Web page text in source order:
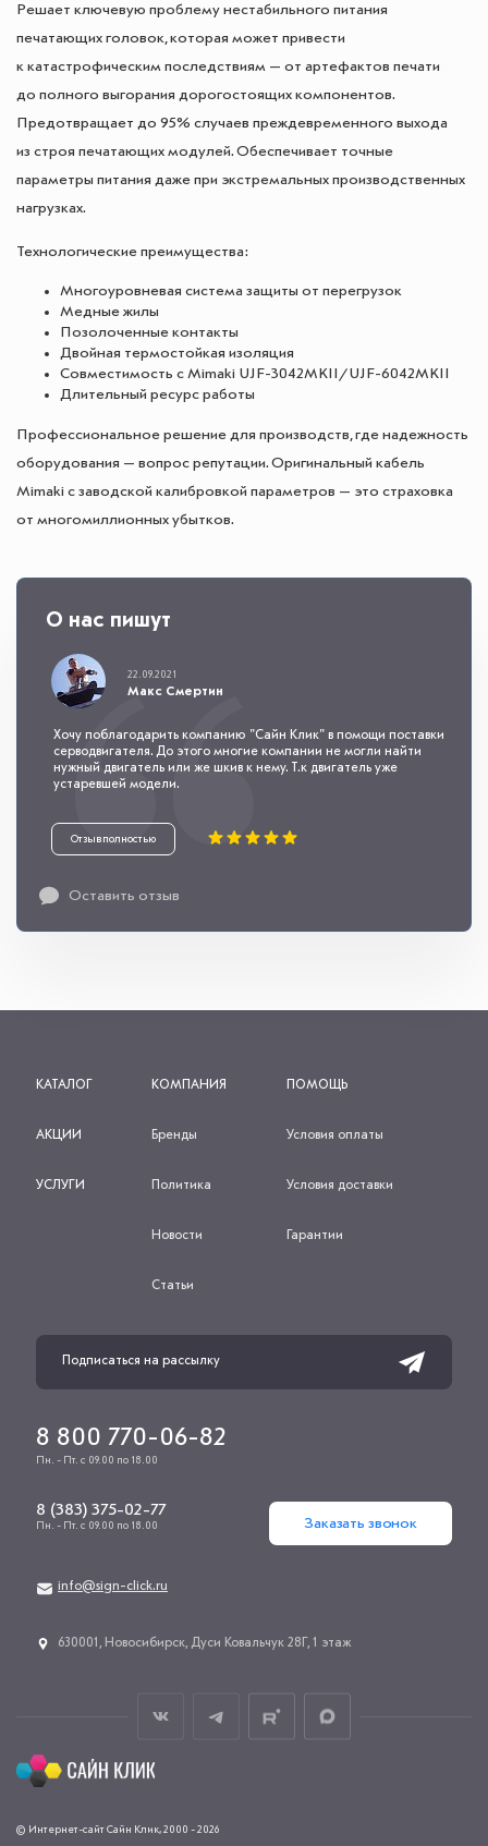
Решает ключевую проблему нестабильного питания
печатающих головок, которая может привести
к катастрофическим последствиям — от артефактов печати
до полного выгорания дорогостоящих компонентов.
Предотвращает до 95% случаев преждевременного выхода
из строя печатающих модулей. Обеспечивает точные
параметры питания даже при экстремальных производственных
нагрузках.
Технологические преимущества:
Многоуровневая система защиты от перегрузок
Медные жилы
Позолоченные контакты
Двойная термостойкая изоляция
Совместимость с Mimaki UJF-3042MKII/UJF-6042MKII
Длительный ресурс работы
Профессиональное решение для производств, где надежность
оборудования — вопрос репутации. Оригинальный кабель
Mimaki с заводской калибровкой параметров — это страховка
от многомиллионных убытков.
О нас пишут
Оставить отзыв
22.09.2021
Макс Смертин
Хочу поблагодарить компанию "Сайн Клик" в помощи поставки
серводвигателя. До этого многие компании не могли найти
нужный двигатель или же шкив к нему. Т.к двигатель уже
устаревшей модели.
Отзыв полностью
КАТАЛОГ
АКЦИИ
УСЛУГИ
КОМПАНИЯ
Бренды
Политика
Новости
Статьи
ПОМОЩЬ
Условия оплаты
Условия доставки
Гарантии
8 800 770-06-82
Пн. - Пт. с 09.00 по 18.00
8 (383) 375-02-77
Пн. - Пт. с 09.00 по 18.00 Заказать звонок
info@sign-click.ru
​630001, Новосибирск, Дуси Ковальчук 28Г, 1 этаж
© Интернет-сайт Сайн Клик, 2000 - 2026